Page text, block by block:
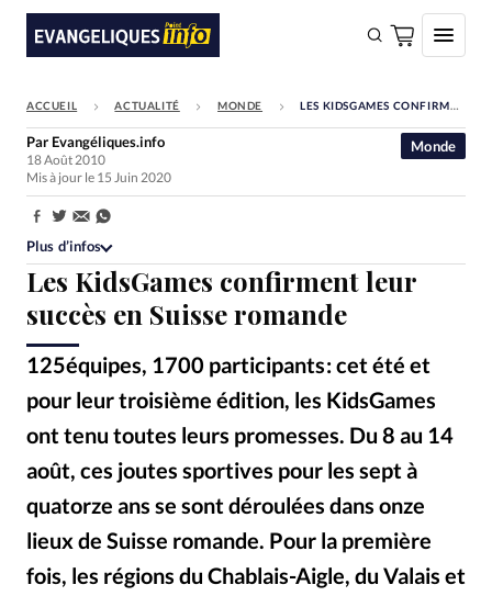
FAIRE UN DON
Faire un don
Société
Monde
Bible
Toute l'actualité
Se connecter
RUBRIQUES
Toute l'actualité Bible Culture
Economie
Eglises
Histoire Laicité
Liberté religieuse
Mission
Monde People Politique
Religions
ACCUEIL ACTUALITÉ MONDE LES KIDSGAMES CONFIRMENT LEUR SUCCÈS EN SUISSE ROMANDE
Les KidsGames confirment leur
succès en Suisse romande
125équipes, 1700 participants : cet été et
pour leur troisième édition, les KidsGames
ont tenu toutes leurs promesses. Du 8 au 14
août, ces joutes sportives pour les sept à
quatorze ans se sont déroulées dans onze
lieux de Suisse romande. Pour la première
fois, les régions du Chablais-Aigle, du Valais et
Monde
Par Evangéliques.info
18 Août 2010
Mis à jour le 15 Juin 2020
Partager:
Plus d’infos